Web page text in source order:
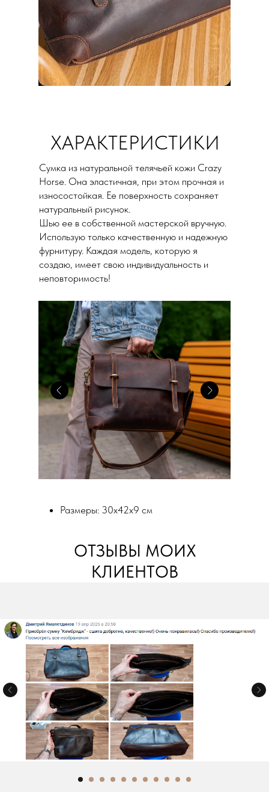
Сумка из натуральной телячьей кожи Crazy
Horse. Она эластичная, при этом прочная и
износостойкая. Ее поверхность сохраняет
натуральный рисунок.
Шью ее в собственной мастерской вручную.
Использую только качественную и надежную
фурнитуру. Каждая модель, которую я
создаю, имеет свою индивидуальность и
неповторимость!
ХАРАКТЕРИСТИКИ
Размеры: 30х42х9 см
ОТЗЫВЫ МОИХ
КЛИЕНТОВ